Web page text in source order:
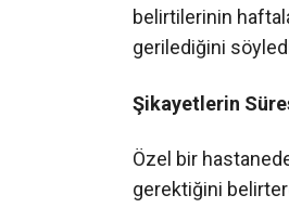
belirtilerinin
gerilediğini
Şikayetlerin
Özel bir
gerektiğini